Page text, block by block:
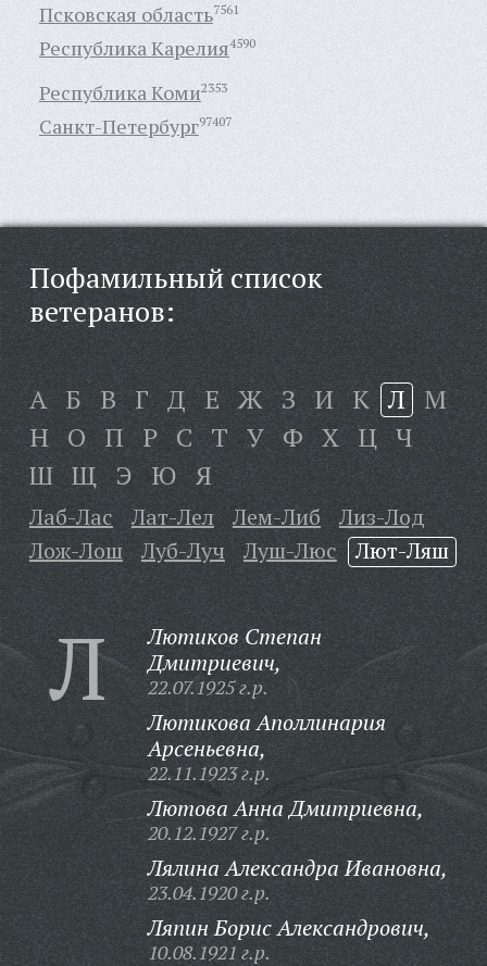
Псковская область7561
Республика Карелия4590
Республика Коми2353
Санкт-Петербург97407
Пофамильный список
ветеранов:
А Б В Г Д Е Ж З И К Л М
Н О П Р С Т У Ф Х Ц Ч
Ш Щ Э Ю Я
Лаб-Лас Лат-Лел Лем-Либ
Лиз-Лод
Лож-Лош
Луб-Луч Луш-Люс Лют-Ляш
Л
Лютиков Степан
Дмитриевич,
22.07.1925 г.р.
Лютикова Аполлинария
Арсеньевна,
22.11.1923 г.р.
Лютова Анна Дмитриевна,
20.12.1927 г.р.
Лялина Александра Ивановна,
23.04.1920 г.р.
Ляпин Борис Александрович,
10.08.1921 г.р.